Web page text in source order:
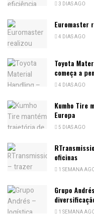
3 DIAS AGO
Euromaster
4 DIAS AGO
Toyota
começa a
4 DIAS AGO
Kumho Tire
Europa
5 DIAS AGO
oficinas
1 SEMANA
Grupo
1 SEMANA